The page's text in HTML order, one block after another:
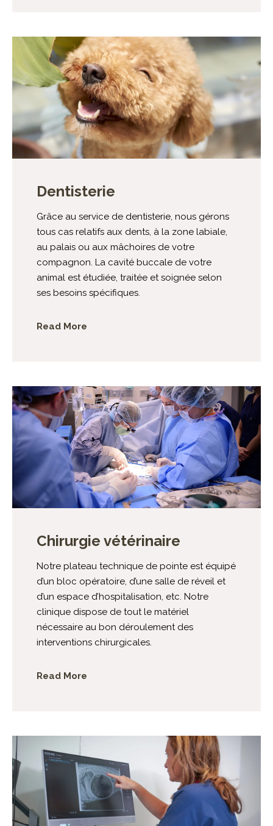
Dentisterie
Grâce au service de dentisterie, nous gérons
tous cas relatifs aux dents, à la zone labiale,
au palais ou aux mâchoires de votre
compagnon. La cavité buccale de votre
animal est étudiée, traitée et soignée selon
ses besoins spécifiques.
Read More
Chirurgie vétérinaire
Notre plateau technique de pointe est équipé
d’un bloc opératoire, d’une salle de réveil et
d’un espace d’hospitalisation, etc. Notre
clinique dispose de tout le matériel
nécessaire au bon déroulement des
interventions chirurgicales.
Read More